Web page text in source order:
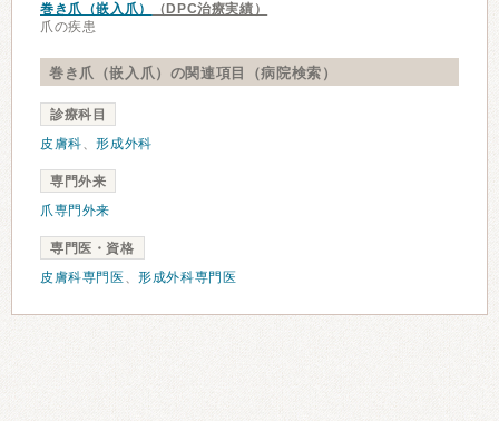
巻き爪（嵌入爪）
（DPC治療実績）
爪の疾患
巻き爪（嵌入爪）の関連項目（病院検索）
診療科目
皮膚科、形成外科
専門外来
爪専門外来
専門医・資格
皮膚科専門医 、形成外科専門医